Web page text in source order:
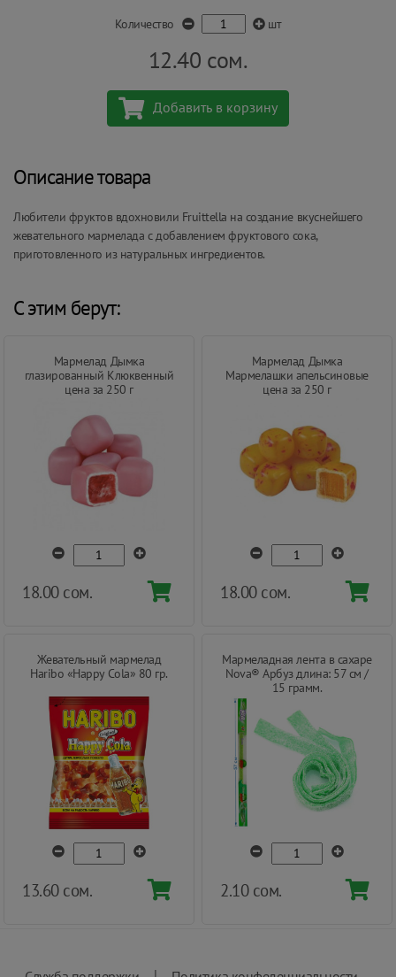
Количество шт
12.40 сом.
Добавить в корзину
Описание товара
Любители фруктов вдохновили Fruittella на создание вкуснейшего
жевательного мармелада с добавлением фруктового сока,
приготовленного из натуральных ингредиентов.
С этим берут:
Мармелад Дымка
глазированный Клюквенный
цена за 250 г
18.00 сом.
Мармелад Дымка
Мармелашки апельсиновые
цена за 250 г
18.00 сом.
Жевательный мармелад
Haribo «Happy Cola» 80 гр.
13.60 сом.
Мармеладная лента в сахаре
Nova® Арбуз длина: 57 см /
15 грамм.
2.10 сом.